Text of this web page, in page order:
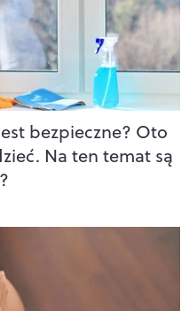
bezpieczne? Oto
Na ten temat są